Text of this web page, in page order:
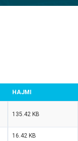
HAJMI
135.42 KB
16.42 KB